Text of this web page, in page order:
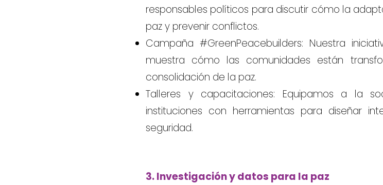
responsables políticos para discutir cómo la
paz y prevenir conflictos.
Campaña #GreenPeacebuilders: Nuestra
muestra cómo las comunidades están
consolidación de la paz.
Talleres y capacitaciones: Equipamos a la
instituciones con herramientas para diseñar
seguridad.
3. Investigación y datos para la paz